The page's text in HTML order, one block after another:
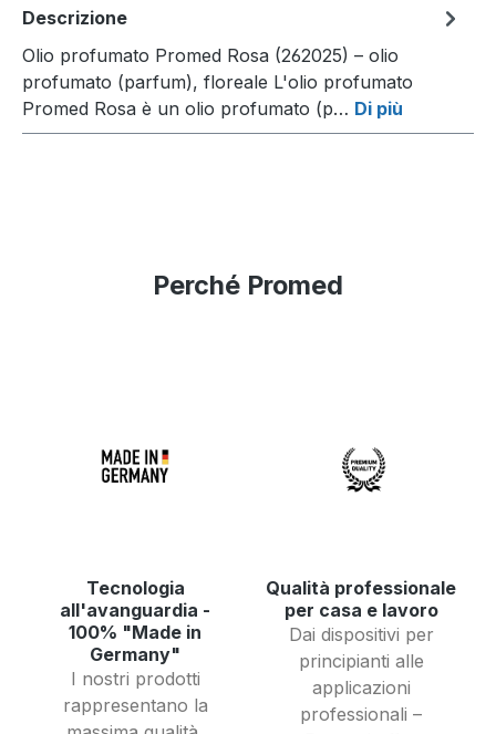
Descrizione
Olio profumato Promed Rosa (262025) – olio
profumato (parfum), floreale L'olio profumato
Promed Rosa è un olio profumato (p… Di più
Perché Promed
Tecnologia
all'avanguardia -
100% "Made in
Germany"
I nostri prodotti
rappresentano la
Qualità professionale
per casa e lavoro
Dai dispositivi per
principianti alle
applicazioni
professionali –